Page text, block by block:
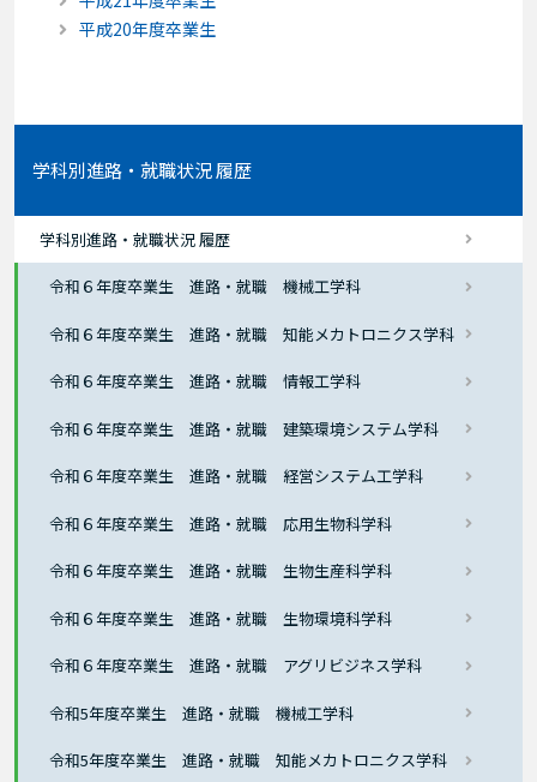
平成20年度卒業生
学科別進路・就職状況 履歴
学科別進路・就職状況 履歴
令和６年度卒業生 進路・就職 機械工学科
令和６年度卒業生 進路・就職 知能メカトロニクス学科
令和６年度卒業生 進路・就職 情報工学科
令和６年度卒業生 進路・就職 建築環境システム学科
令和６年度卒業生 進路・就職 経営システム工学科
令和６年度卒業生 進路・就職 応用生物科学科
令和６年度卒業生 進路・就職 生物生産科学科
令和６年度卒業生 進路・就職 生物環境科学科
令和６年度卒業生 進路・就職 アグリビジネス学科
令和5年度卒業生 進路・就職 機械工学科
令和5年度卒業生 進路・就職 知能メカトロニクス学科